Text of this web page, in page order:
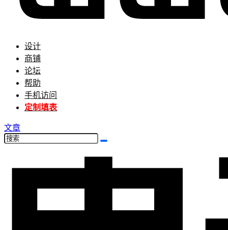
设计
商铺
论坛
帮助
手机访问
定制填表
文章